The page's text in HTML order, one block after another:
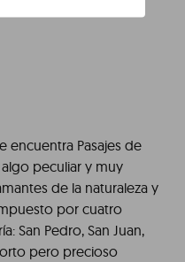
encuentra Pasajes de
peculiar y muy
de la naturaleza y
por cuatro
San Pedro, San Juan,
pero precioso